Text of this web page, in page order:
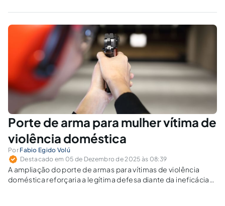
jurídico, que a leitura tradicional confunde moral e ética e
simplifica o direito como mera heteronomia.
Porte de arma para mulher vítima de
violência doméstica
Por Fabio Egido Volú
Destacado em 05 de Dezembro de 2025 às 08:39
A ampliação do porte de armas para vítimas de violência
doméstica reforçaria a legítima defesa diante da ineficácia